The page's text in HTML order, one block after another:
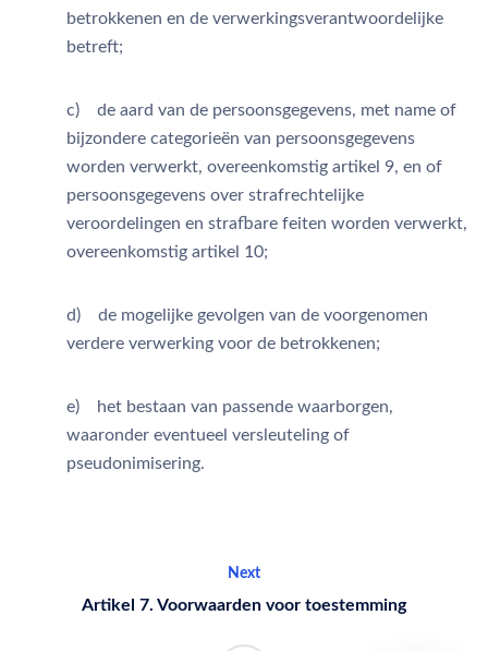
betrokkenen en de verwerkingsverantwoordelijke
betreft;
c) de aard van de persoonsgegevens, met name of
bijzondere categorieën van persoonsgegevens
worden verwerkt, overeenkomstig artikel 9, en of
persoonsgegevens over strafrechtelijke
veroordelingen en strafbare feiten worden verwerkt,
overeenkomstig artikel 10;
d) de mogelijke gevolgen van de voorgenomen
verdere verwerking voor de betrokkenen;
e) het bestaan van passende waarborgen,
waaronder eventueel versleuteling of
pseudonimisering.
Next
Artikel 7. Voorwaarden voor toestemming